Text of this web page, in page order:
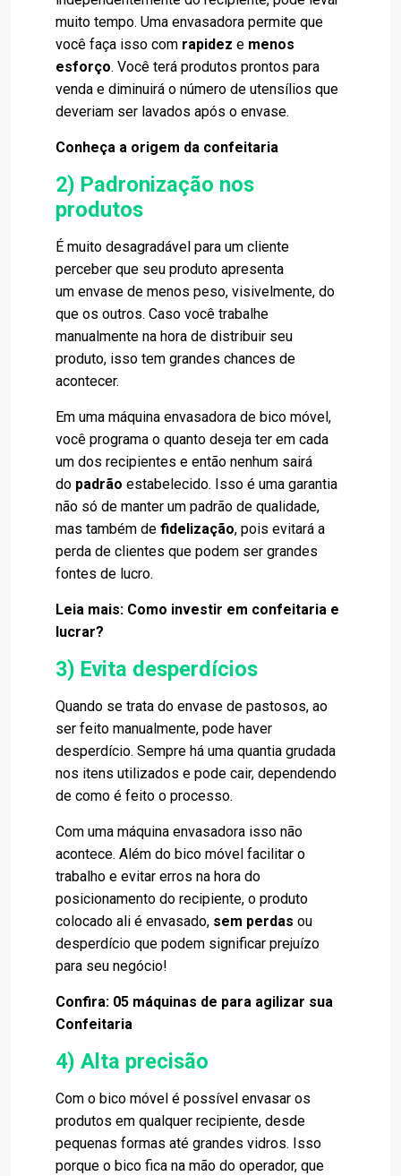
muito tempo. Uma envasadora permite que
você faça isso com rapidez e menos
esforço. Você terá produtos prontos para
venda e diminuirá o número de utensílios que
deveriam ser lavados após o envase.
Conheça a origem da confeitaria
2) Padronização nos
produtos
É muito desagradável para um cliente
perceber que seu produto apresenta
um envase de menos peso, visivelmente, do
que os outros. Caso você trabalhe
manualmente na hora de distribuir seu
produto, isso tem grandes chances de
acontecer.
Em uma máquina envasadora de bico móvel,
você programa o quanto deseja ter em cada
um dos recipientes e então nenhum sairá
do padrão estabelecido. Isso é uma garantia
não só de manter um padrão de qualidade,
mas também de fidelização, pois evitará a
perda de clientes que podem ser grandes
fontes de lucro.
Leia mais: Como investir em confeitaria e
lucrar?
3) Evita desperdícios
Quando se trata do envase de pastosos, ao
ser feito manualmente, pode haver
desperdício. Sempre há uma quantia grudada
nos itens utilizados e pode cair, dependendo
de como é feito o processo.
Com uma máquina envasadora isso não
acontece. Além do bico móvel facilitar o
trabalho e evitar erros na hora do
posicionamento do recipiente, o produto
colocado ali é envasado, sem perdas ou
desperdício que podem significar prejuízo
para seu negócio!
Confira: 05 máquinas de para agilizar sua
Confeitaria
4) Alta precisão
Com o bico móvel é possível envasar os
produtos em qualquer recipiente, desde
pequenas formas até grandes vidros. Isso
porque o bico fica na mão do operador, que